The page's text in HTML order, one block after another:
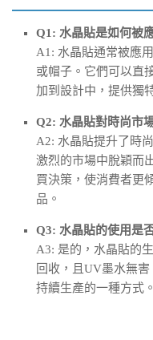
Q1: 水晶貼是如何被
A1: 水晶貼通常被應
或帽子。它們可以直
加到設計中，提供獨
Q2: 水晶貼對時尚市
A2: 水晶貼提升了時
激烈的市場中脫穎而
買決策，使消費者更
品。
Q3: 水晶貼的使用是
A3: 是的，水晶貼的
回收，且UV墨水無
持續生產的一種方式。